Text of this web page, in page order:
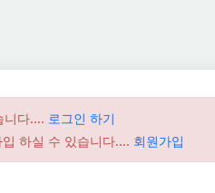
니다.... 로그인 하기
하실 수 있습니다.... 회원가입